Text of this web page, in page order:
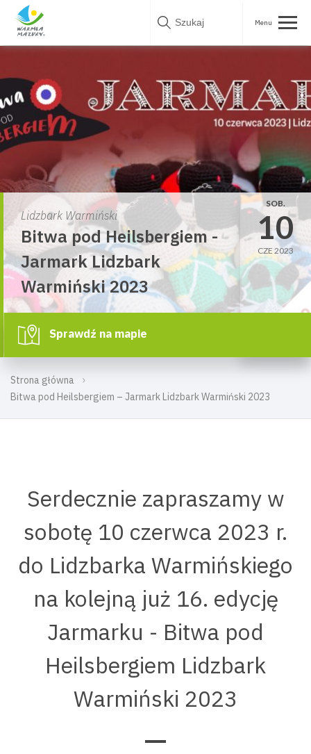
Skip
Strona główna
Bitwa pod Heilsbergiem – Jarmark Lidzbark Warmiński 2023
Lidzbark Warmiński
Bitwa pod Heilsbergiem -
Jarmark Lidzbark
Warmiński 2023
SOB.
10
CZE 2023
Sprawdź na mapie
Serdecznie zapraszamy w
sobotę 10 czerwca 2023 r.
do Lidzbarka Warmińskiego
na kolejną już 16. edycję
Jarmarku - Bitwa pod
Heilsbergiem Lidzbark
Warmiński 2023